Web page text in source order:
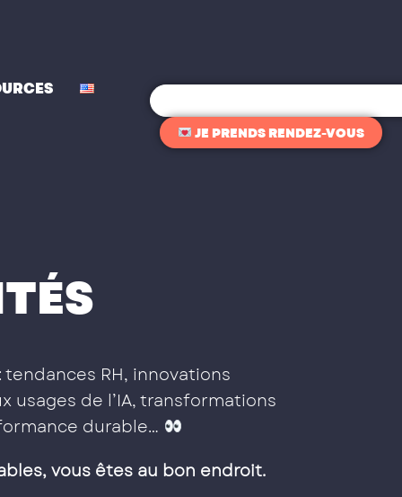
Rechercher
JE PRENDS RENDEZ-VOUS
: tendances RH, innovations
usages de l’IA, transformations
durable…
vous êtes au bon endroit.